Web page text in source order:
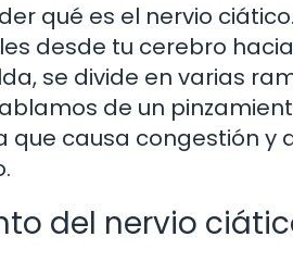
qué es el nervio
desde tu cerebro
se divide en varias
de un
causa congestión y
del nervio